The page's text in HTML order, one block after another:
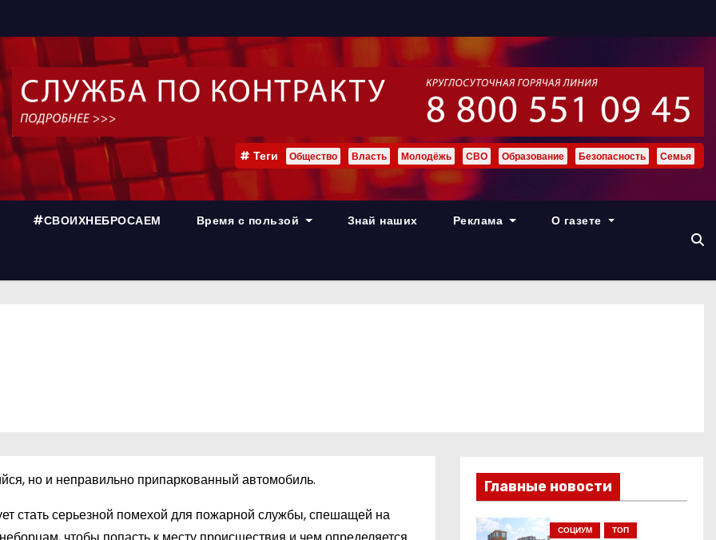
Теги Общество Власть Молодёжь СВО Образование Безопасность Семья
#СВОИХНЕБРОСАЕМ Время с пользой Знай наших Реклама О газете
но и неправильно припаркованный автомобиль.
стать серьезной помехой для пожарной службы, спешащей на
Главные новости
СОЦИУМ ТОП